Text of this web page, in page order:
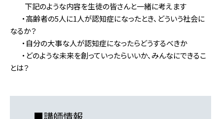
下記のような内容を生徒の皆さんと一緒に考えます
・高齢者の5人に1人が認知症になったとき、どういう社会に
なるか？
・自分の大事な人が認知症になったらどうするべきか
・どのような未来を創っていったらいいか、みんなにできるこ
とは？